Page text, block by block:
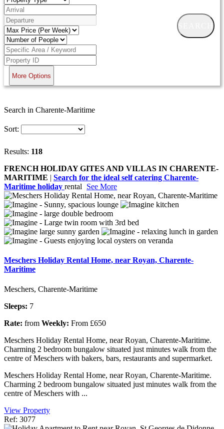
SEARCH
More Options
Search in Charente-Maritime
Sort:
Results: 118
FRENCH HOLIDAY GITES AND VILLAS IN CHARENTE-
MARITIME | Search for the ideal self catering Charente-
Maritime holiday rental See More
Meschers Holiday Rental Home, near Royan, Charente-
Maritime
Meschers, Charente-Maritime
Sleeps: 7
Rate: from Weekly: From £650
Meschers Holiday Rental Home, near Royan, Charente-Maritime.
Charming 2 bedroom bungalow situated just minutes walk from the
centre of Meschers with bakers, bars, restaurants and supermarket.
Meschers Holiday Rental Home, near Royan, Charente-Maritime.
Charming 2 bedroom bungalow situated just minutes walk from the
centre of Meschers with ...
View Property
Ref: 3077